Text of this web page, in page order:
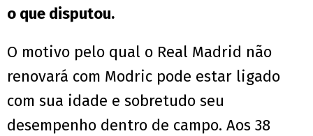
o que disputou.
O motivo pelo qual o Real Madrid não
renovará com Modric pode estar ligado
com sua idade e sobretudo seu
desempenho dentro de campo. Aos 38